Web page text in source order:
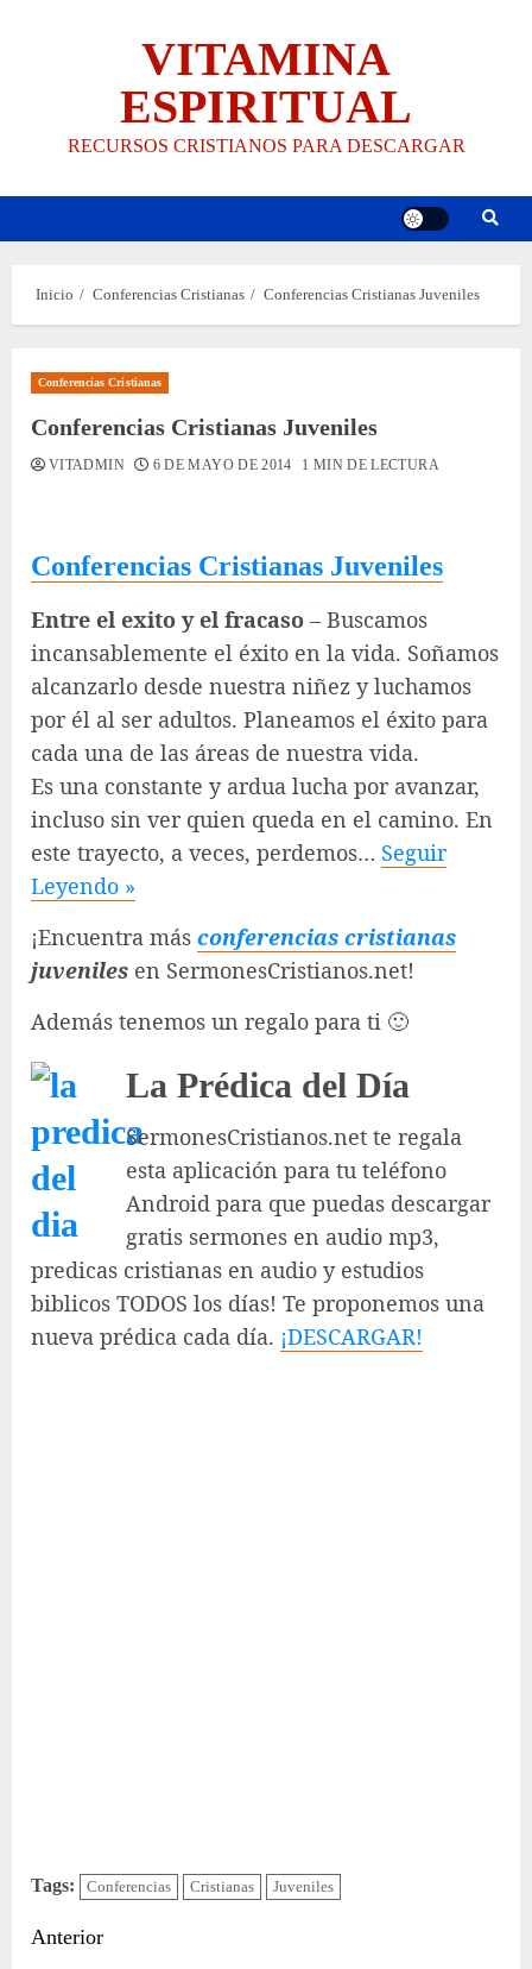
VITAMINA
ESPIRITUAL
RECURSOS CRISTIANOS PARA DESCARGAR
Inicio Conferencias Cristianas Conferencias Cristianas Juveniles
Conferencias Cristianas
Conferencias Cristianas Juveniles
VITADMIN 6 DE MAYO DE 2014 1 MIN DE LECTURA
Conferencias Cristianas Juveniles
Entre el exito y el fracaso – Buscamos
incansablemente el éxito en la vida. Soñamos
alcanzarlo desde nuestra niñez y luchamos
por él al ser adultos. Planeamos el éxito para
cada una de las áreas de nuestra vida.
Es una constante y ardua lucha por avanzar,
incluso sin ver quien queda en el camino. En
este trayecto, a veces, perdemos… Seguir
Leyendo »
¡Encuentra más conferencias cristianas
juveniles en SermonesCristianos.net!
Además tenemos un regalo para ti 🙂
La Prédica del Día
SermonesCristianos.net te regala
esta aplicación para tu teléfono
Android para que puedas descargar
gratis sermones en audio mp3,
predicas cristianas en audio y estudios
biblicos TODOS los días! Te proponemos una
nueva prédica cada día. ¡DESCARGAR!
Tags: Conferencias Cristianas Juveniles
Sigue
Anterior